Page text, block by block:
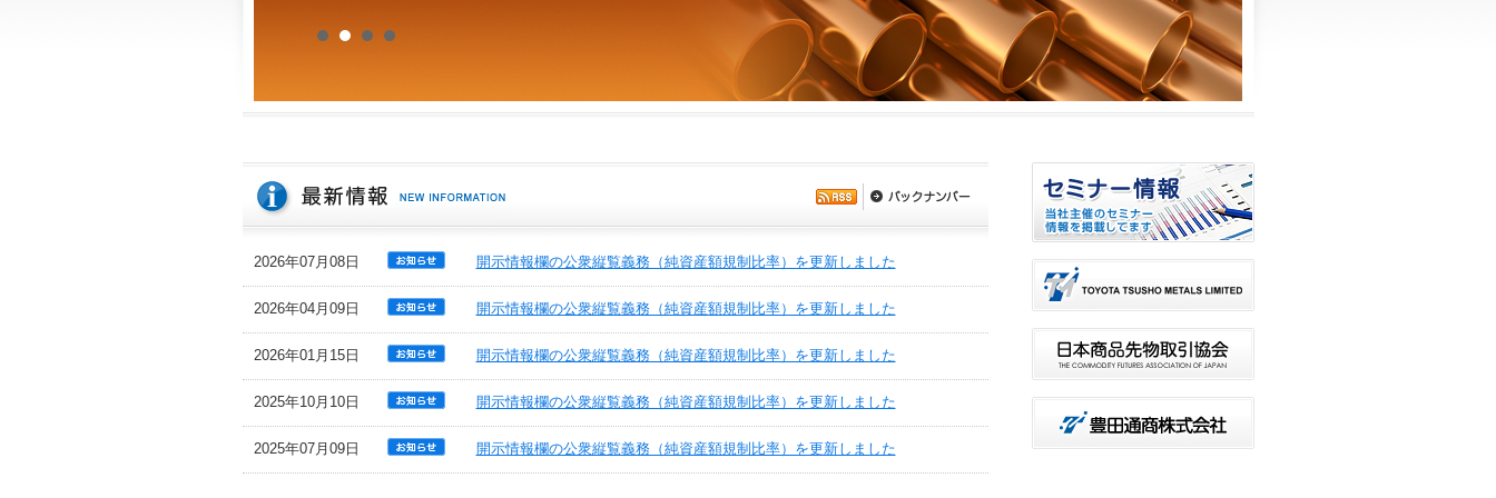
2026年07月08日 開示情報欄の公衆縦覧義務（純資産額規制比率）を更新しました
2026年04月09日 開示情報欄の公衆縦覧義務（純資産額規制比率）を更新しました
2026年01月15日 開示情報欄の公衆縦覧義務（純資産額規制比率）を更新しました
2025年10月10日 開示情報欄の公衆縦覧義務（純資産額規制比率）を更新しました
2025年07月09日 開示情報欄の公衆縦覧義務（純資産額規制比率）を更新しました